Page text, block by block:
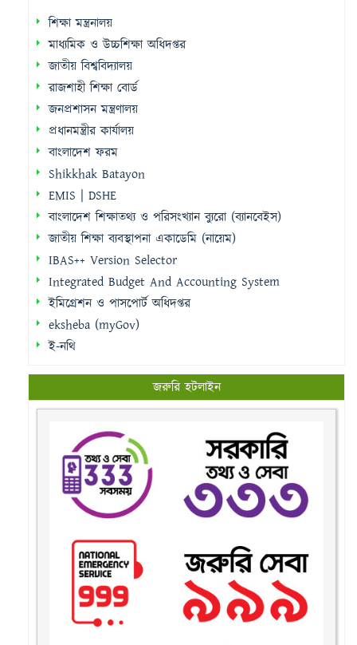
শিক্ষা মন্ত্রনালয়
মাধ্যমিক ও উচ্চশিক্ষা অধিদপ্তর
জাতীয় বিশ্ববিদ্যালয়
রাজশাহী শিক্ষা বোর্ড
জনপ্রশাসন মন্ত্রণালয়
প্রধানমন্ত্রীর কার্যালয়
বাংলাদেশ ফরম
Shikkhak Batayon
EMIS | DSHE
বাংলাদেশ শিক্ষাতথ্য ও পরিসংখ্যান ব্যুরো (ব্যানবেইস)
জাতীয় শিক্ষা ব্যবস্থাপনা একাডেমি (নায়েম)
IBAS++ Version Selector
Integrated Budget And Accounting System
ইমিগ্রেশন ও পাসপোর্ট অধিদপ্তর
eksheba (myGov)
ই-নথি